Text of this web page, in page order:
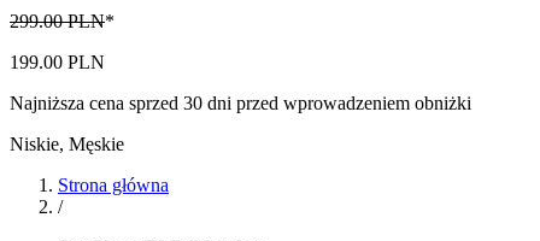
299.00 PLN*
199.00 PLN
Najniższa cena sprzed 30 dni przed wprowadzeniem obniżki
Niskie, Męskie
Strona główna
/